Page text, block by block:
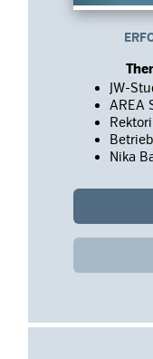
JW-
AREA
Nika